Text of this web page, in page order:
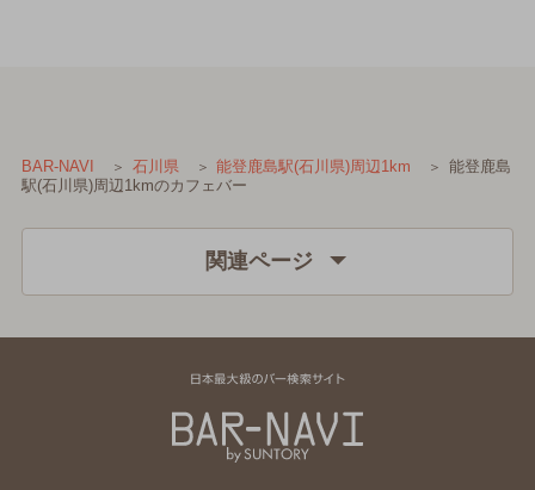
BAR-NAVI 石川県 能登鹿島駅(石川県)周辺1km
能登鹿島
駅(石川県)周辺1kmのカフェバー
関連ページ